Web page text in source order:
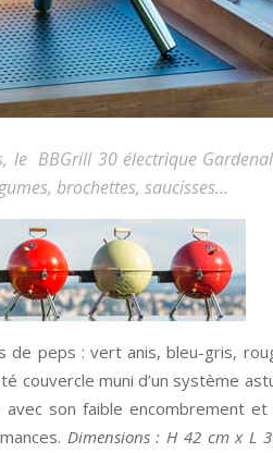
BBGrill 30 électrique
brochettes, saucisses…
peps : vert anis, bleu-gris,
couvercle muni d’un système
avec son faible encombrement
Dimensions : H 42 cm x L